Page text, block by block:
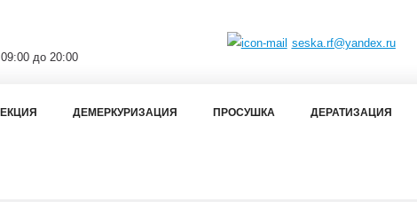
до 20:00
seska.rf@yandex.ru
ДЕМЕРКУРИЗАЦИЯ ПРОСУШКА ДЕРАТИЗАЦИЯ